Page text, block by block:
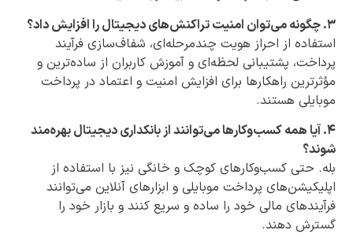
۳. چگونه می‌توان امنیت تراکنش‌های دیجیتال را افزایش داد؟
استفاده از احراز هویت چندمرحله‌ای، شفاف‌سازی فرآیند
پرداخت، پشتیبانی لحظه‌ای و آموزش کاربران از ساده‌ترین و
مؤثرترین راهکارها برای افزایش امنیت و اعتماد در پرداخت
موبایلی هستند.
۴. آیا همه کسب‌وکارها می‌توانند از بانکداری دیجیتال بهره‌مند
شوند؟
بله. حتی کسب‌وکارهای کوچک و خانگی نیز با استفاده از
اپلیکیشن‌های پرداخت موبایلی و ابزارهای آنلاین می‌توانند
فرآیندهای مالی خود را ساده و سریع کنند و بازار خود را
گسترش دهند.